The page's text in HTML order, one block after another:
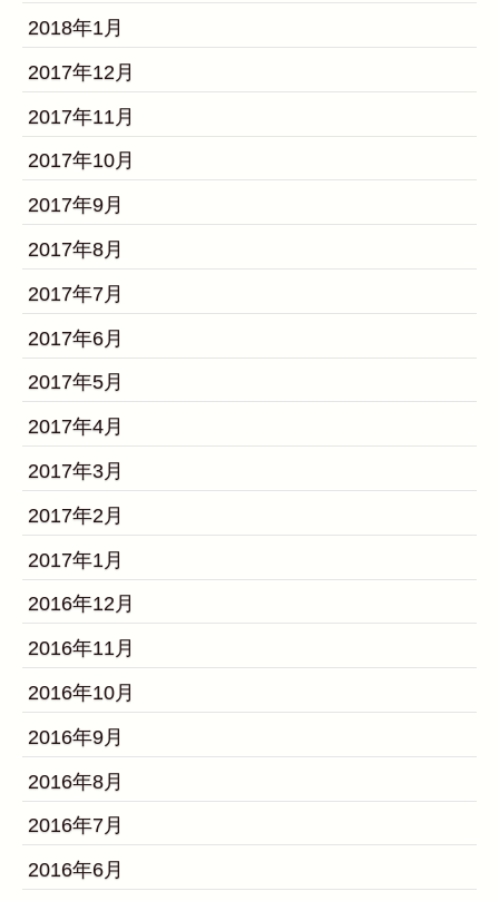
2018年1月
2017年12月
2017年11月
2017年10月
2017年9月
2017年8月
2017年7月
2017年6月
2017年5月
2017年4月
2017年3月
2017年2月
2017年1月
2016年12月
2016年11月
2016年10月
2016年9月
2016年8月
2016年7月
2016年6月